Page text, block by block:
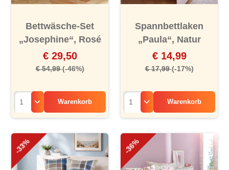
Bettwäsche-Set
„Josephine“, Rosé
€ 29,50
€ 54,99(-46%)
Warenkorb
Spannbettlaken
„Paula“, Natur
€ 14,99
€ 17,99(-17%)
Warenkorb
-33% -36%